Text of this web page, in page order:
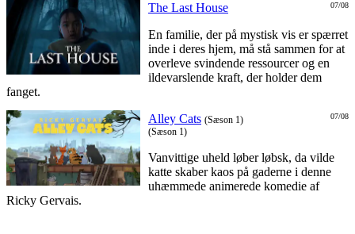
07/08
The Last House
En familie, der på mystisk vis er spærret
inde i deres hjem, må stå sammen for at
overleve svindende ressourcer og en
ildevarslende kraft, der holder dem
fanget.
07/08
Alley Cats (Sæson 1)
(Sæson 1)
Vanvittige uheld løber løbsk, da vilde
katte skaber kaos på gaderne i denne
uhæmmede animerede komedie af
Ricky Gervais.